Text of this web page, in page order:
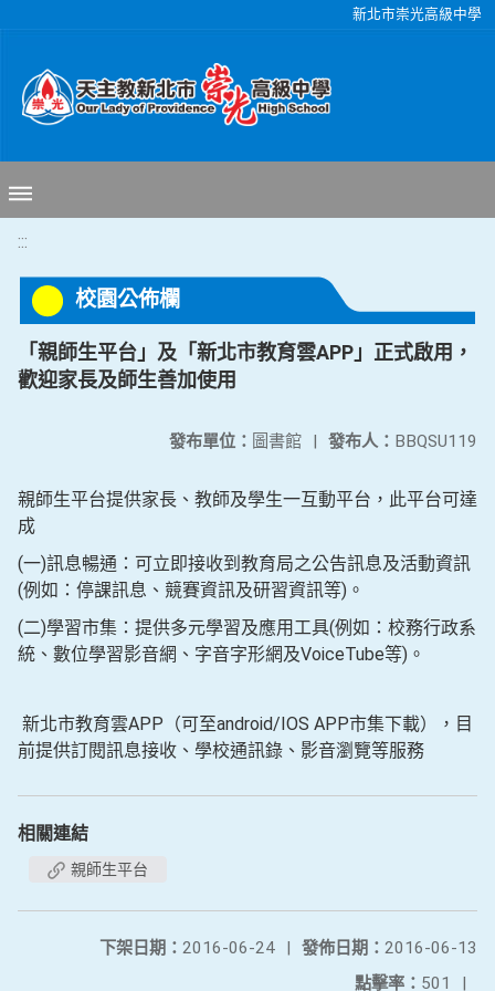
新北市崇光高級中學
:::
校園公佈欄
「親師生平台」及「新北市教育雲APP」正式啟用，
歡迎家長及師生善加使用
發布人： BBQSU119
發布單位： 圖書館 |
親師生平台提供家長、教師及學生一互動平台，此平台可達
成
(一)訊息暢通：可立即接收到教育局之公告訊息及活動資訊
(例如：停課訊息、競賽資訊及研習資訊等)。
(二)學習市集：提供多元學習及應用工具(例如：校務行政系
統、數位學習影音網、字音字形網及VoiceTube等)。
新北市教育雲APP（可至android/IOS APP市集下載），目
前提供訂閱訊息接收、學校通訊錄、影音瀏覽等服務
相關連結
親師生平台
發佈日期： 2016-06-13
下架日期： 2016-06-24
|
點擊率： 501 |